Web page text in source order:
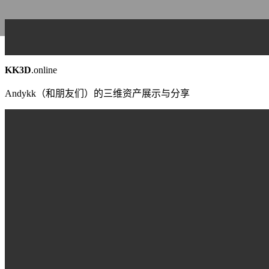
KK3D.online
Andykk（和朋友们）的三维资产展示与分享